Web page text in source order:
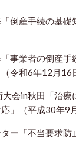
倒産手続の基礎
事業者の倒産手
令和6年12月16
会in秋田「治療
」（平成30年9
ー「不当要求防